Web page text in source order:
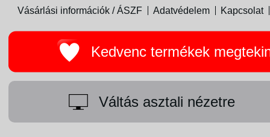
Vásárlási információk / ÁSZF Adatvédelem Kapcsolat
Kedvenc termékek
Váltás asztali nézetre